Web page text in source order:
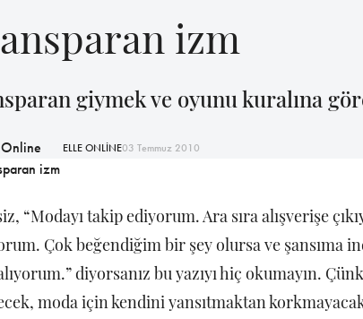
izm
giymek ve oyunu kuralına
ELLE ONLİNE03 Temmuz 2010
“Modayı takip ediyorum. Ara sıra alışverişe
Çok beğendiğim bir şey olursa ve şansıma
diyorsanız bu yazıyı hiç okumayın.
moda için kendini yansıtmaktan